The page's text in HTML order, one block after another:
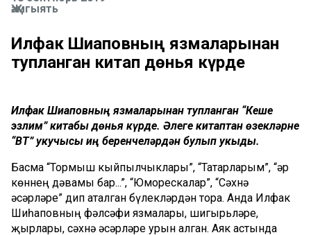
Җәмгыять
Илфак Шиһаповның язмаларынан
тупланган китап дөнья күрде
Илфак Шиһаповның язмаларынан тупланган “Кеше
эзлим” китабы дөнья күрде. Әлеге китаптан өзекләрне
“ВТ” укучысы иң беренчеләрдән булып укыды.
Басма “Тормыш кыйпылчыклары”, “Татарларым”, “Һәр
көннең дәвамы бар...”, “Юморескалар”, “Сәхнә
әсәрләре” дип аталган бүлекләрдән тора. Анда Илфак
Шиһаповның фәлсәфи язмалары, шигырьләре,
җырлары, сәхнә әсәрләре урын алган. Аяк астында